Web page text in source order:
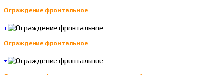
Ограждение фронтальное
+
Ограждение фронтальное
+